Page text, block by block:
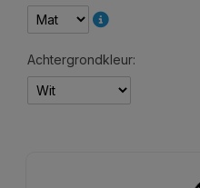
Achtergrondkleur: